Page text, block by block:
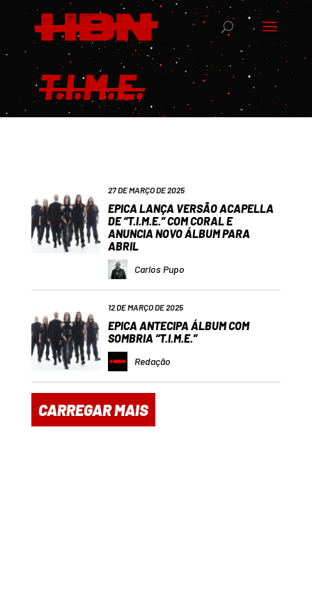
T.I.M.E.
27 DE MARÇO DE 2025
EPICA LANÇA VERSÃO ACAPELLA
DE “T.I.M.E.” COM CORAL E
ANUNCIA NOVO ÁLBUM PARA
ABRIL
Carlos Pupo
12 DE MARÇO DE 2025
EPICA ANTECIPA ÁLBUM COM
SOMBRIA “T.I.M.E.”
Redação
CARREGAR MAIS